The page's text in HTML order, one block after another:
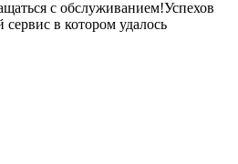
с обслуживанием!Успехов
в котором удалось